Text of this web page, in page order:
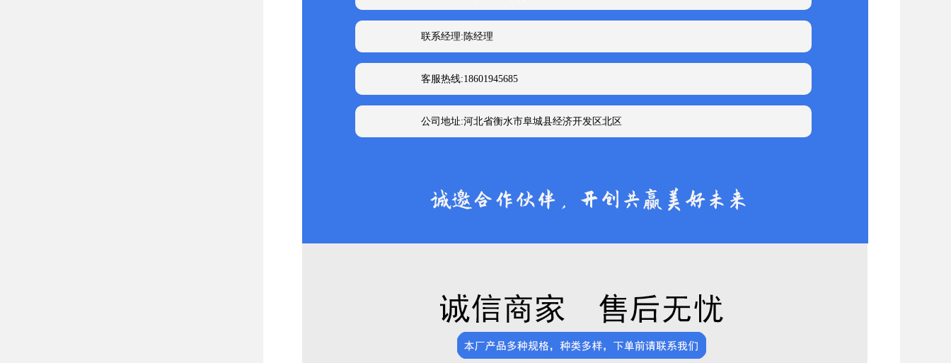
联系经理:陈经理
客服热线:18601945685
公司地址:河北省衡水市阜城县经济开发区北区